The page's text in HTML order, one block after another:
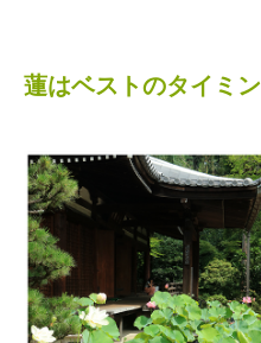
蓮はベストのタイミ